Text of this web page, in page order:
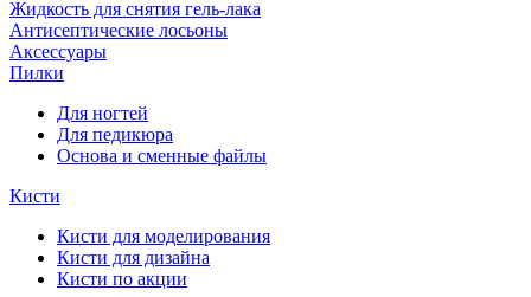
Жидкость для снятия гель-лака
Антисептические лосьоны
Аксессуары
Пилки
Для ногтей
Для педикюра
Основа и сменные файлы
Кисти
Кисти для моделирования
Кисти для дизайна
Кисти по акции